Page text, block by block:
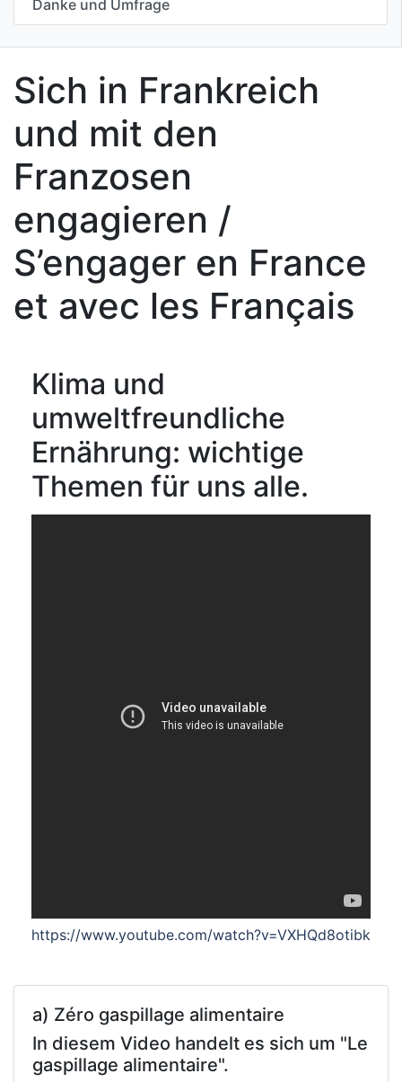
Danke und Umfrage
Sich in Frankreich
und mit den
Franzosen
engagieren /
S’engager en France
et avec les Français
Klima und
umweltfreundliche
Ernährung: wichtige
Themen für uns alle.
https://www.youtube.com/watch?v=VXHQd8otibk
a) Zéro gaspillage alimentaire
In diesem Video handelt es sich um "Le
gaspillage alimentaire".